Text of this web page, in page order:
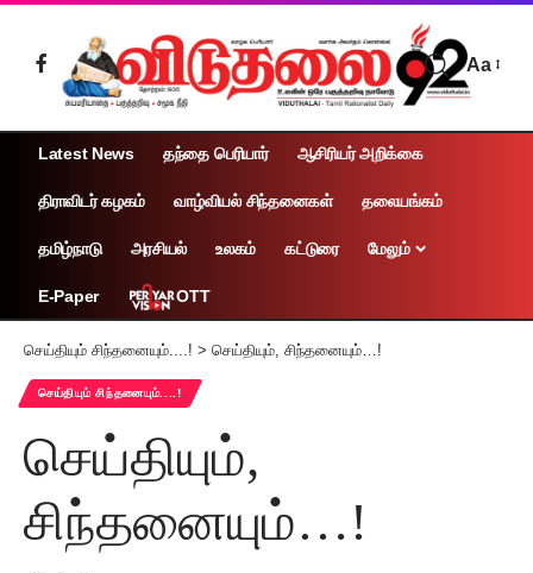
Aa
Latest News தந்தை பெரியார் ஆசிரியர் அறிக்கை
திராவிடர் கழகம் வாழ்வியல் சிந்தனைகள் தலையங்கம்
தமிழ்நாடு அரசியல் உலகம் கட்டுரை மேலும்
E-Paper OTT
செய்தியும் சிந்தனையும்....! > செய்தியும், சிந்தனையும்…!
செய்தியும் சிந்தனையும்....!
செய்தியும்,
சிந்தனையும்…!